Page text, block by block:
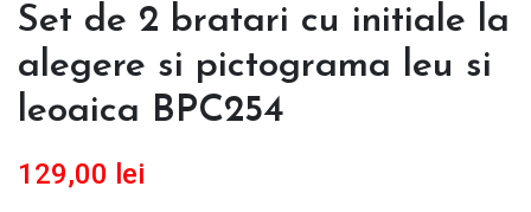
Set de 2 bratari cu initiale la
alegere si pictograma leu si
leoaica BPC254
129,00 lei